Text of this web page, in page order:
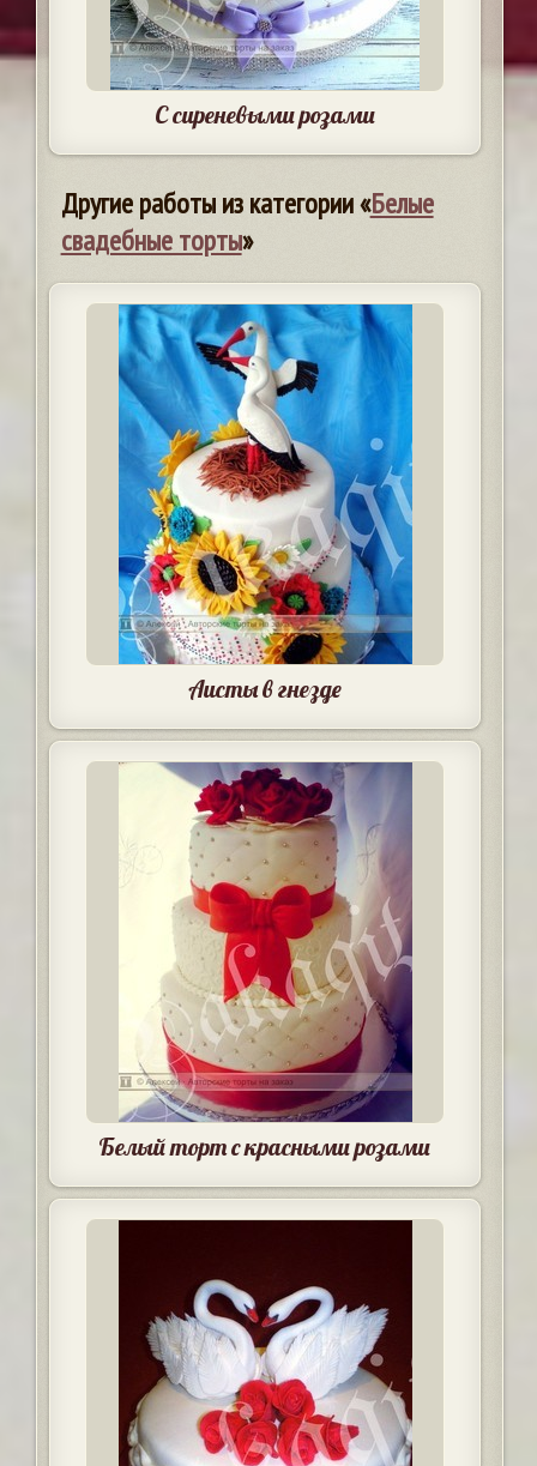
С сиреневыми розами
Другие работы из категории «Белые
свадебные торты»
Аисты в гнезде
Белый торт с красными розами